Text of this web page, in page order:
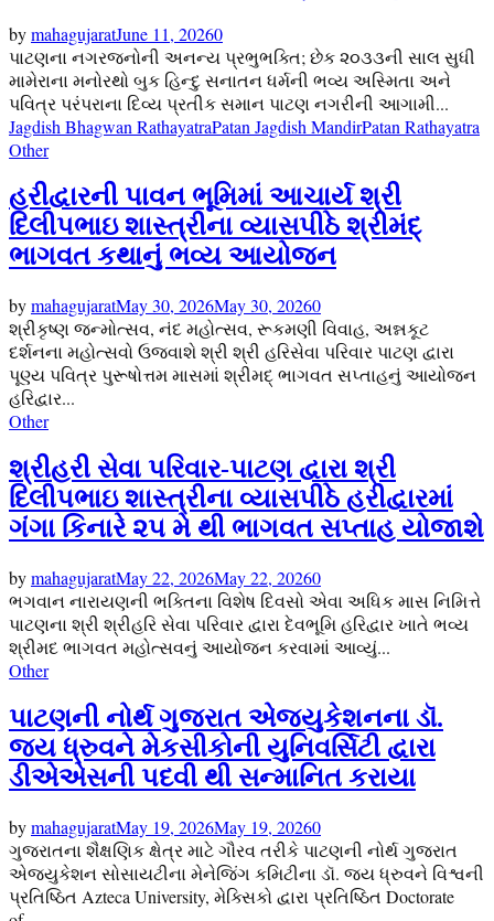
bymahagujaratJune 11, 20260
​પાટણના નગરજનોની અનન્ય પ્રભુભક્તિ; છેક ૨૦૩૩ની સાલ સુધી
મામેરાના મનોરથો બુક હિન્દુ સનાતન ધર્મની ભવ્ય અસ્મિતા અને
પવિત્ર પરંપરાના દિવ્ય પ્રતીક સમાન પાટણ નગરીની આગામી...
Jagdish Bhagwan RathayatraPatan Jagdish MandirPatan Rathayatra
Other
હરીદ્વારની પાવન ભૂમિમાં આચાર્ય શ્રી
દિલીપભાઇ શાસ્ત્રીના વ્યાસપીઠે શ્રીમંદ્
ભાગવત કથાનું ભવ્ય આયોજન
bymahagujaratMay 30, 2026May 30, 20260
શ્રીકૃષ્ણ જન્મોત્સવ, નંદ મહોત્સવ, રૂકમણી વિવાહ, અન્નકૂટ
દર્શનના મહોત્સવો ઉજવાશે શ્રી શ્રી હરિસેવા પરિવાર પાટણ દ્વારા
પૂણ્ય પવિત્ર પુરૂષોત્તમ માસમાં શ્રીમદ્ ભાગવત સપ્તાહનું આયોજન
હરિદ્વાર...
Other
શ્રીહરી સેવા પરિવાર-પાટણ દ્વારા શ્રી
દિલીપભાઇ શાસ્ત્રીના વ્યાસપીઠે હરીદ્વારમાં
ગંગા કિનારે ૨૫ મે થી ભાગવત સપ્તાહ યોજાશે
bymahagujaratMay 22, 2026May 22, 20260
ભગવાન નારાયણની ભક્તિના વિશેષ દિવસો એવા અધિક માસ નિમિત્તે
પાટણના શ્રી શ્રીહરિ સેવા પરિવાર દ્વારા દેવભૂમિ હરિદ્વાર ખાતે ભવ્ય
શ્રીમદ ભાગવત મહોત્સવનું આયોજન કરવામાં આવ્યું...
Other
પાટણની નોર્થ ગુજરાત એજ્યુકેશનના ડૉ.
જય ધ્રુવને મેકસીકોની યુનિવર્સિટી દ્વારા
ડીએએસની પદવી થી સન્માનિત કરાયા
bymahagujaratMay 19, 2026May 19, 20260
ગુજરાતના શૈક્ષણિક ક્ષેત્ર માટે ગૌરવ તરીકે પાટણની નોર્થ ગુજરાત
એજ્યુકેશન સોસાયટીના મેનેજિંગ કમિટીના ડૉ. જય ધ્રુવને વિશ્વની
પ્રતિષ્ઠિત Azteca University, મેક્સિકો દ્વારા પ્રતિષ્ઠિત Doctorate